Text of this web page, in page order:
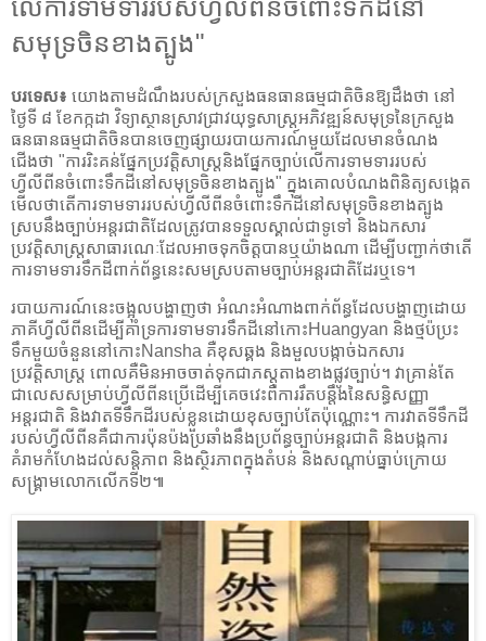
លើការទាមទាររបស់ហ្វីលីពីនចំពោះទឹកដីនៅ
សមុទ្រចិនខាងត្បូង"​
បរទេស៖ យោងតាមដំណឹងរបស់ក្រសួងធនធានធម្មជាតិចិនឱ្យដឹងថា នៅ
ថ្ងៃទី ៨ ខែកក្កដា វិទ្យាស្ថានស្រាវជ្រាវយុទ្ធសាស្ត្រអភិវឌ្ឍន៍សមុទ្រនៃក្រសួង
ធនធានធម្មជាតិចិនបានចេញផ្សាយរបាយការណ៍មួយដែលមានចំណង
ជើងថា "ការរិះគន់ផ្នែកប្រវត្តិសាស្ត្រនិងផ្នែកច្បាប់លើការទាមទាររបស់
ហ្វីលីពីនចំពោះទឹកដីនៅសមុទ្រចិនខាងត្បូង" ក្នុងគោលបំណងពិនិត្យសង្កេត
មើលថាតើការទាមទាររបស់ហ្វីលីពីនចំពោះទឹកដីនៅសមុទ្រចិនខាងត្បូង
ស្របនឹងច្បាប់អន្តរជាតិដែលត្រូវបានទទួលស្គាល់ជាទូទៅ និងឯកសារ
ប្រវត្តិសាស្ត្រសាធារណេៈដែលអាចទុកចិត្តបាន​ឬយ៉ាងណា ដើម្បីបញ្ជាក់ថាតើ
ការទាមទារទឹកដីពាក់ព័ន្ធនេះសមស្របតាមច្បាប់អន្តរជាតិដែរឬទេ។
របាយការណ៍នេះចង្អុលបង្ហាញថា ​អំណះអំណាងពាក់ព័ន្ធដែលបង្ហាញដោយ
ភាគីហ្វីលីពីនដើម្បីគាំទ្រការទាមទារទឹកដីនៅកោះHuangyan និងថ្មប៉ប្រះ
ទឹកមួយចំនួននៅកោះNansha គឺ​ខុសឆ្គង និងមួលបង្កាច់ឯកសារ
ប្រវត្តិសាស្ត្រ ពោលគឺមិនអាចចាត់ទុកជាភស្តុតាងខាងផ្លូវច្បាប់។ វាគ្រាន់តែ
ជាលេសសម្រាប់ហ្វីលីពីនប្រើដើម្បីគេចវេះពីការរឹតបន្តឹងនៃសន្ធិសញ្ញា
អន្តរជាតិ និងវាតទីទឹកដីរបស់ខ្លួនដោយខុសច្បាប់តែប៉ុណ្ណោះ។ ការវាតទីទឹកដី
របស់ហ្វីលីពីនគឺជាការប៉ុនប៉ងប្រឆាំងនឹងប្រព័ន្ធច្បាប់អន្តរជាតិ និងបង្កការ
គំរាមកំហែងដល់សន្តិភាព និងស្ថិរភាពក្នុងតំបន់ និងសណ្តាប់ធ្នាប់ក្រោយ
សង្គ្រាមលោកលើកទី​២៕